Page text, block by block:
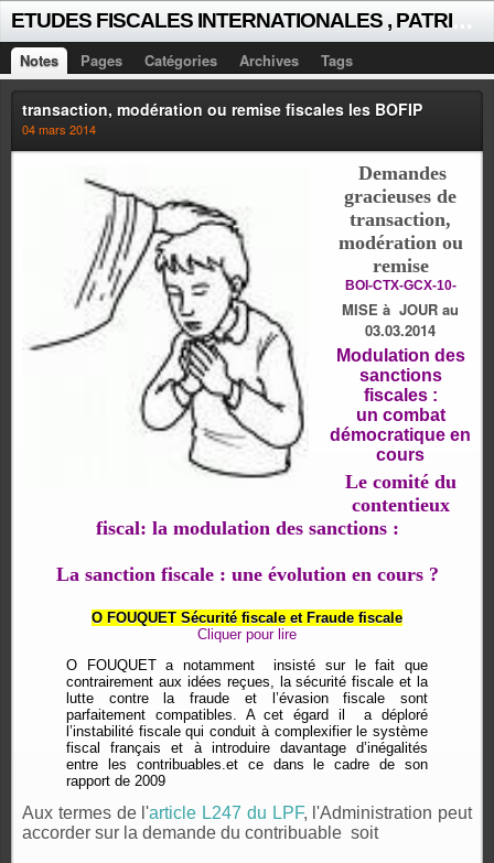
Notes Pages Catégories Archives Tags
transaction, modération ou remise fiscales les BOFIP
04 mars 2014
Demandes
gracieuses de
transaction,
modération ou
remise
BOI-CTX-GCX-10-
MISE à JOUR au
03.03.2014
Modulation des
sanctions
fiscales :
un combat
démocratique en
cours
Le comité du
contentieux
fiscal: la modulation des sanctions :
La sanction fiscale : une évolution en cours ?
O FOUQUET Sécurité fiscale et Fraude fiscale
Cliquer pour lire
O FOUQUET a notamment
insisté sur le fait que
contrairement aux idées reçues, la sécurité fiscale et la
lutte contre la fraude et l’évasion fiscale sont
parfaitement compatibles. A cet égard il
a déploré
l’instabilité fiscale qui conduit à complexifier le système
fiscal français et à introduire davantage d’inégalités
entre les contribuables.et ce dans le cadre de son
rapport de 2009
Aux termes de l'article L247 du LPF, l'Administration peut
accorder sur la demande du contribuable soit